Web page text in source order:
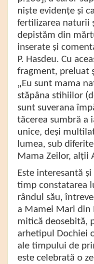
niște evidențe și
fertilizarea naturii
depistăm din
inserate și
P. Hasdeu. Cu
fragment, preluat
„Eu sunt mama
stăpâna stihiilor
sunt suverana
tăcerea sumbră a
unice, deși
lumea, sub
Mama Zeilor, alții
Este interesantă
timp constatarea
rândul său,
a Mamei Mari din
mitică deosebită,
arhetipul Dochiei
ale timpului de
este celebrată o